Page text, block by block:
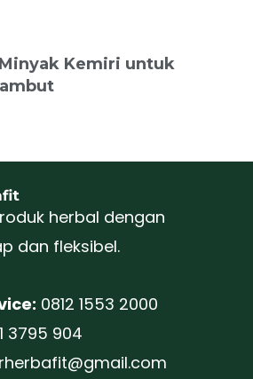
Kemiri untuk
herbal dengan
dan fleksibel.
0812 1553 2000
3795 904